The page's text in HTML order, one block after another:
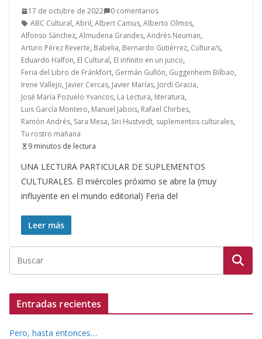
17 de octubre de 2022
0 comentarios
ABC Cultural, Abril, Albert Camus, Alberto Olmos,
Alfonso Sánchez, Almudena Grandes, Andrés Neuman,
Arturo Pérez Reverte, Babelia, Bernardo Gutiérrez, Cultura/s,
Eduardo Halfon, El Cultural, El infinito en un junco,
Feria del Libro de Fránkfort, Germán Gullón, Guggenheim Bilbao,
Irene Vallejo, Javier Cercas, Javier Marías, Jordi Gracia,
José María Pozuelo Yvancos, La Lectura, literatura,
Luis García Montero, Manuel Jabois, Rafael Chirbes,
Ramón Andrés, Sara Mesa, Siri Hustvedt, suplementos culturales,
Tu rostro mañana
9 minutos de lectura
UNA LECTURA PARTICULAR DE SUPLEMENTOS
CULTURALES. El miércoles próximo se abre la (muy
influyente en el mundo editorial) Feria del
Leer más
Entradas recientes
Pero, hasta entonces…